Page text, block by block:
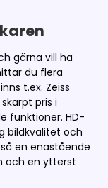
gärna vill ha
du flera
t.ex. Zeiss
pris i
funktioner. HD-
bildkvalitet och
en enastående
och en ytterst